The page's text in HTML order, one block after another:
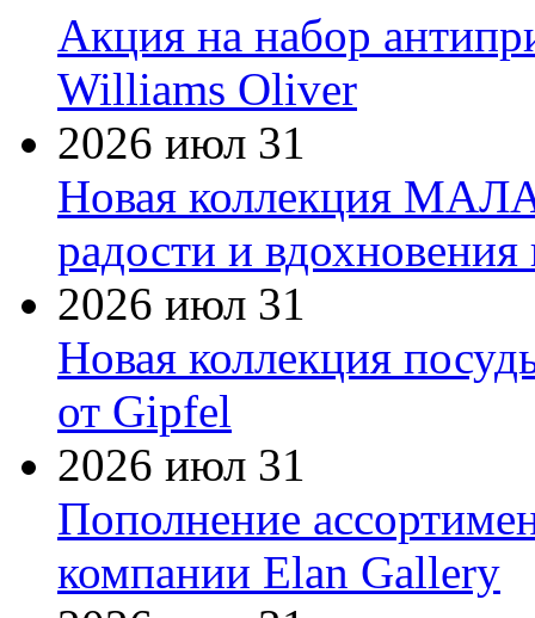
Акция на набор
Williams Oliver
2026 июл 31
Новая коллекция
радости и
2026 июл 31
Новая коллекция
от Gipfel
2026 июл 31
Пополнение
компании Elan Gallery